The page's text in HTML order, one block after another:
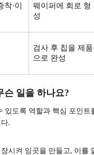
착·이
웨이퍼에 회로 형
성
검사 후 칩을 제품
으로 완성
슨 일을 하나요?
있도록 역할과 핵심 포인트
.
시켜 잉곳을 만들고, 이를